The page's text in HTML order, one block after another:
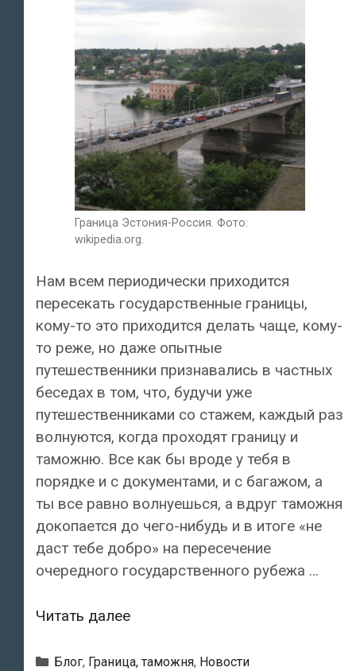
Граница Эстония-Россия. Фото:
wikipedia.org.
Нам всем периодически приходится
пересекать государственные границы,
кому-то это приходится делать чаще, кому-
то реже, но даже опытные
путешественники признавались в частных
беседах в том, что, будучи уже
путешественниками со стажем, каждый раз
волнуются, когда проходят границу и
таможню. Все как бы вроде у тебя в
порядке и с документами, и с багажом, а
ты все равно волнуешься, а вдруг таможня
докопается до чего-нибудь и в итоге «не
даст тебе добро» на пересечение
очередного государственного рубежа …
Читать далееНа
границе
Рубрики
Блог, Граница, таможня, Новости